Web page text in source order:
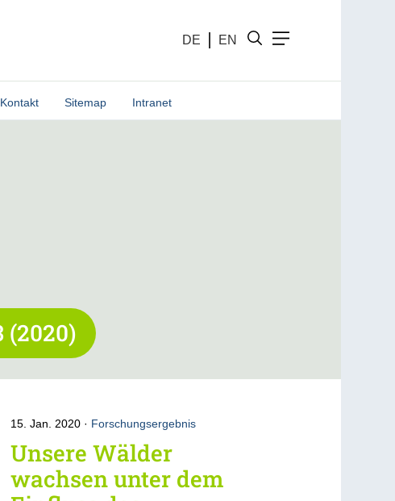
DE EN
Kontakt Sitemap Intranet
15. Jan. 2020 Forschungsergebnis
Unsere Wälder
wachsen unter dem